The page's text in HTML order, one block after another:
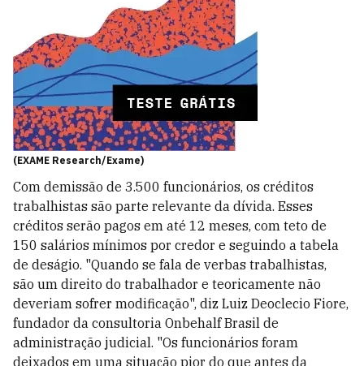
(EXAME Research/Exame)
Com demissão de 3.500 funcionários, os créditos
trabalhistas são parte relevante da dívida. Esses
créditos serão pagos em até 12 meses, com teto de
150 salários mínimos por credor e seguindo a tabela
de deságio. "Quando se fala de verbas trabalhistas,
são um direito do trabalhador e teoricamente não
deveriam sofrer modificação", diz Luiz Deoclecio Fiore,
fundador da consultoria Onbehalf Brasil de
administração judicial. "Os funcionários foram
deixados em uma situação pior do que antes da